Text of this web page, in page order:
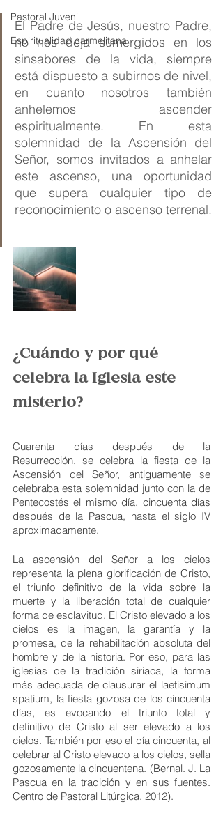
Pastoral Juvenil
Espiritualidad carmelitana
El Padre de Jesús, nuestro Padre,
no nos deja sumergidos en los
sinsabores de la vida, siempre
está dispuesto a subirnos de nivel,
en cuanto nosotros también
anhelemos ascender
espiritualmente. En esta
solemnidad de la Ascensión del
Señor, somos invitados a anhelar
este ascenso, una oportunidad
que supera cualquier tipo de
reconocimiento o ascenso terrenal.
¿Cuándo y por qué
celebra la Iglesia este
misterio?
Cuarenta días después de la
Resurrección, se celebra la fiesta de la
Ascensión del Señor, antiguamente se
celebraba esta solemnidad junto con la de
Pentecostés el mismo día, cincuenta días
después de la Pascua, hasta el siglo IV
aproximadamente.
La ascensión del Señor a los cielos
representa la plena glorificación de Cristo,
el triunfo definitivo de la vida sobre la
muerte y la liberación total de cualquier
forma de esclavitud. El Cristo elevado a los
cielos es la imagen, la garantía y la
promesa, de la rehabilitación absoluta del
hombre y de la historia. Por eso, para las
iglesias de la tradición siriaca, la forma
más adecuada de clausurar el laetisimum
spatium, la fiesta gozosa de los cincuenta
días, es evocando el triunfo total y
definitivo de Cristo al ser elevado a los
cielos. También por eso el día cincuenta, al
celebrar al Cristo elevado a los cielos, sella
gozosamente la cincuentena. (Bernal. J. La
Pascua en la tradición y en sus fuentes.
Centro de Pastoral Litúrgica. 2012).